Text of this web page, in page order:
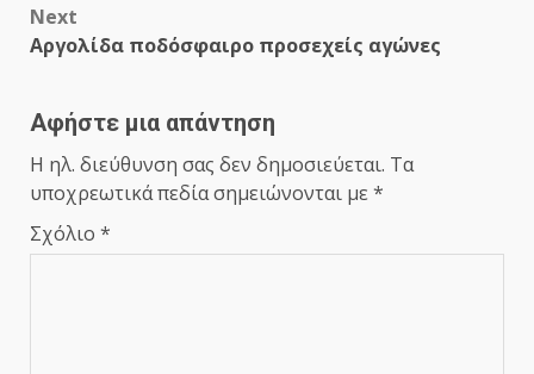
Next
Aργολίδα ποδόσφαιρο προσεχείς αγώνες
Αφήστε μια απάντηση
Η ηλ. διεύθυνση σας δεν δημοσιεύεται. Τα
υποχρεωτικά πεδία σημειώνονται με *
Σχόλιο *